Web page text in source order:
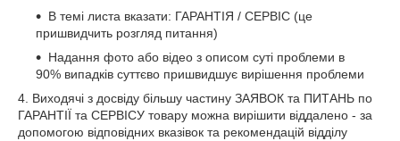
В темі листа вказати: ГАРАНТІЯ / СЕРВІС (це
пришвидчить розгляд питання)
Надання фото або відео з описом суті проблеми в
90% випадків суттєво пришвидшує вирішення проблеми
4. Виходячі з досвіду більшу частину ЗАЯВОК та ПИТАНЬ по
ГАРАНТІЇ та СЕРВІСУ товару можна вирішити віддалено - за
допомогою відповідних вказівок та рекомендацій відділу